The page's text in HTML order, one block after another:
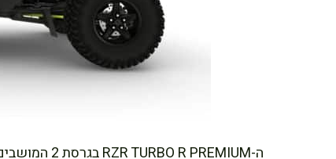
ה-RZR TURBO R PREMIUM בגרסת 2 המושבים מייצג את הקו החדשני של